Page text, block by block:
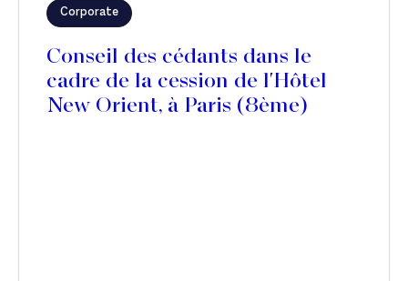
Corporate
Conseil des cédants dans le
cadre de la cession de l'Hôtel
New Orient, à Paris (8ème)